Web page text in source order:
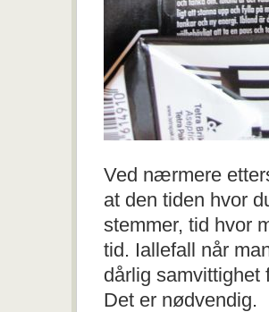
Ved nærmere
at den tiden hvor
stemmer, tid hvor
tid. Iallefall når
dårlig samvittighet
Det er nødvendig.